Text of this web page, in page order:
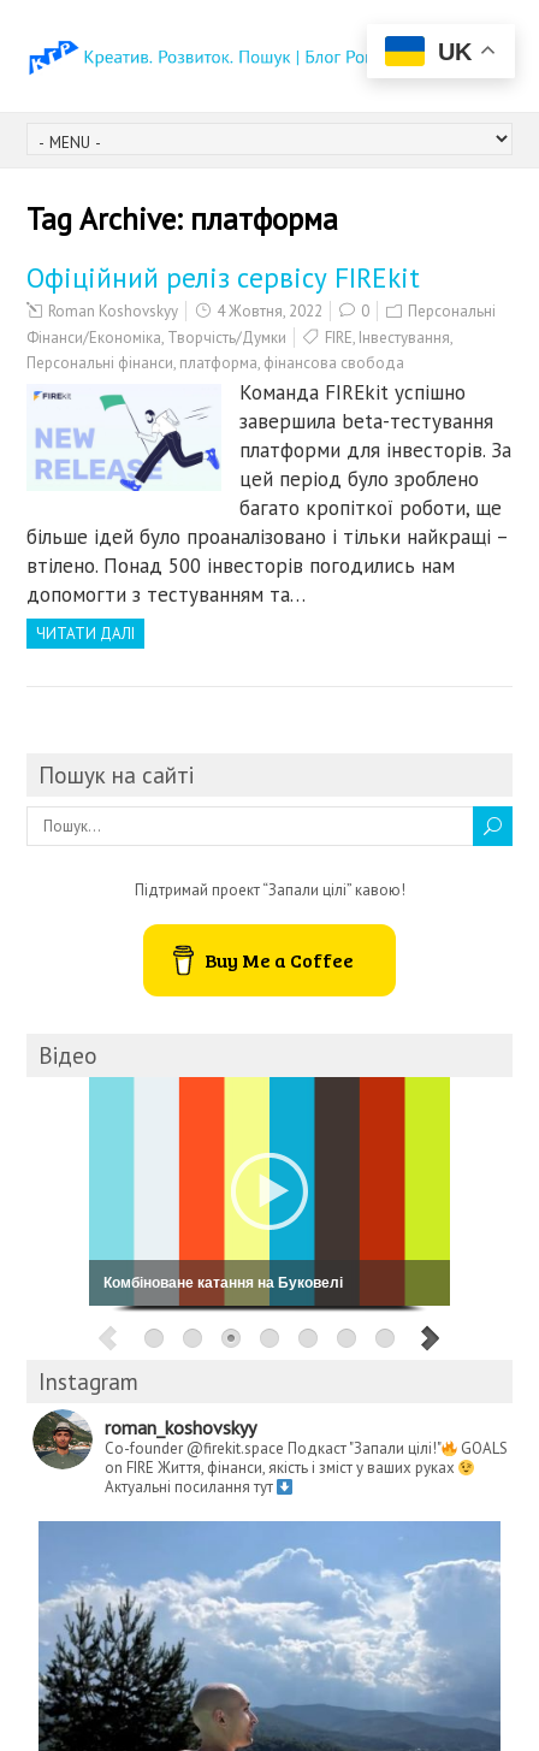
Tag Archive: платформа
Офіційний реліз cервісу FIREkit
Roman Koshovskyy 4 Жовтня, 2022 0
Персональні
Фінанси/Економіка, Творчість/Думки FIRE, Інвестування,
Персональні фінанси, платформа, фінансова свобода
Команда FIREkit успішно
завершила beta-тестування
платформи для інвесторів. За
цей період було зроблено
багато кропіткої роботи, ще
більше ідей було проаналізовано і тільки найкращі –
втілено. Понад 500 інвесторів погодились нам
допомогти з тестуванням та…
ЧИТАТИ ДАЛІ
Пошук на сайті
Підтримай проект “Запали цілі” кавою!
Buy Me a Coffee
Відео
Комбіноване катання на Буковелі
Instagram
roman_koshovskyy
Co-founder @firekit.space Подкаст "Запали цілі!"
GOALS
on FIRE Життя, фінанси, якість і зміст у ваших руках
Актуальні посилання тут
UK